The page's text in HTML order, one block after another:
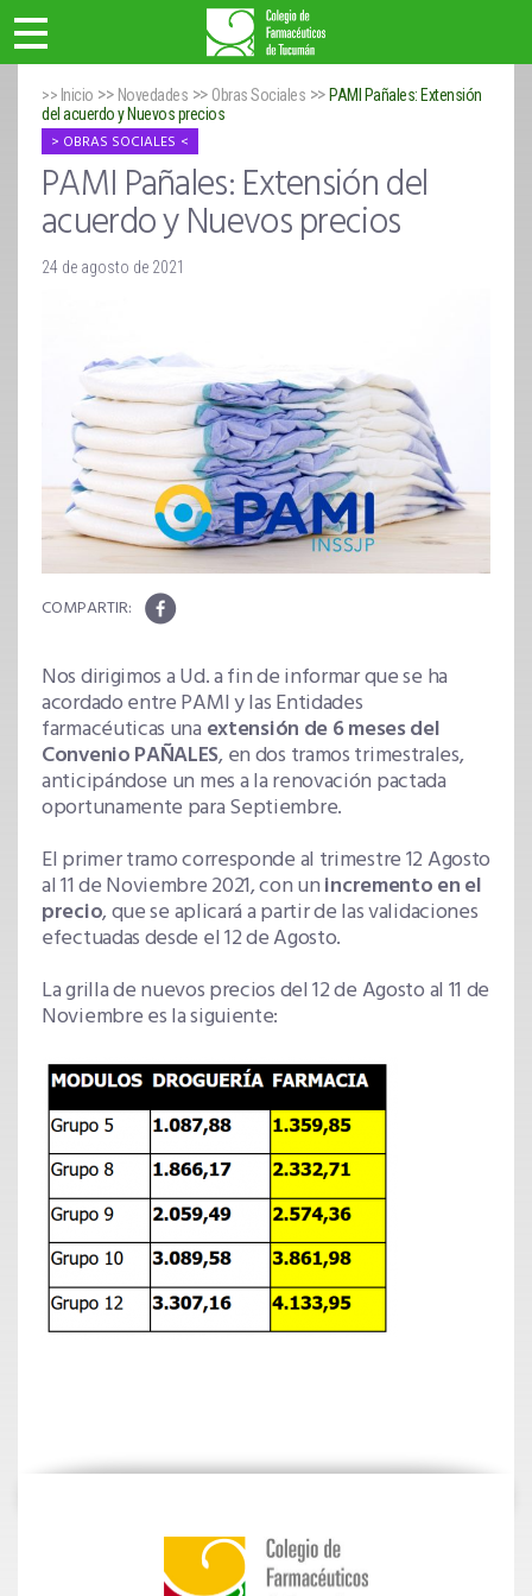
>> Inicio >> Novedades >> Obras Sociales >> PAMI Pañales: Extensión
del acuerdo y Nuevos precios
OBRAS SOCIALES
PAMI Pañales: Extensión del
acuerdo y Nuevos precios
24 de agosto de 2021
Nos dirigimos a Ud. a fin de informar que se ha
acordado entre PAMI y las Entidades
farmacéuticas una extensión de 6 meses del
Convenio PAÑALES, en dos tramos trimestrales,
anticipándose un mes a la renovación pactada
oportunamente para Septiembre.
El primer tramo corresponde al trimestre 12 Agosto
al 11 de Noviembre 2021, con unincremento en el
precio, que se aplicará a partir de las validaciones
efectuadas desde el 12 de Agosto.
La grilla de nuevos precios del 12 de Agosto al 11 de
Noviembre es la siguiente: